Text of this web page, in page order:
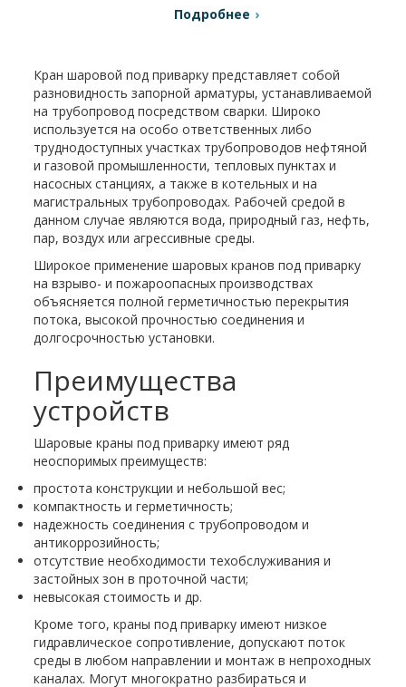
Подробнее
Кран шаровой под приварку представляет собой
разновидность запорной арматуры, устанавливаемой
на трубопровод посредством сварки. Широко
используется на особо ответственных либо
труднодоступных участках трубопроводов нефтяной
и газовой промышленности, тепловых пунктах и
насосных станциях, а также в котельных и на
магистральных трубопроводах. Рабочей средой в
данном случае являются вода, природный газ, нефть,
пар, воздух или агрессивные среды.
Широкое применение шаровых кранов под приварку
на взрыво- и пожароопасных производствах
объясняется полной герметичностью перекрытия
потока, высокой прочностью соединения и
долгосрочностью установки.
Преимущества
устройств
Шаровые краны под приварку имеют ряд
неоспоримых преимуществ:
простота конструкции и небольшой вес;
компактность и герметичность;
надежность соединения с трубопроводом и
антикоррозийность;
отсутствие необходимости техобслуживания и
застойных зон в проточной части;
невысокая стоимость и др.
Кроме того, краны под приварку имеют низкое
гидравлическое сопротивление, допускают поток
среды в любом направлении и монтаж в непроходных
каналах. Могут многократно разбираться и